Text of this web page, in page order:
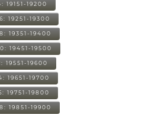
19151-19200
19251-19300
19351-19400
19451-19500
19551-19600
19651-19700
19751-19800
19851-19900